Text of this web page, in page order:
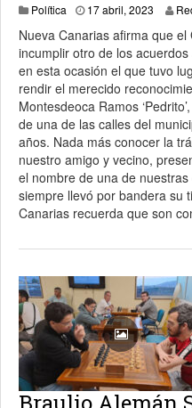
Política 17 abril, 2023 21
Nueva Canarias afirma que
incumplir otro de los
en esta ocasión el que tuvo
rendir el merecido
Montesdeoca Ramos
de una de las calles del
años. Nada más conocer la
nuestro amigo y vecino,
el nombre de una de
siempre llevó por bandera su
Canarias recuerda que son